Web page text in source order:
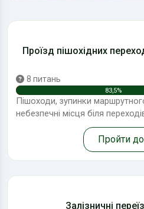
Проїзд пішохідних
8 питань
83,5%
Пішоходи, зупинки
небезпечні місця біля
Пройти
Залізничні